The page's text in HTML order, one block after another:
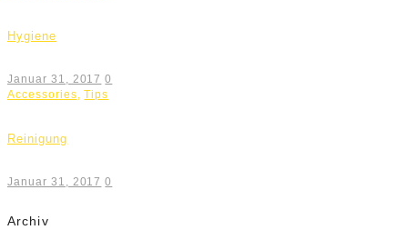
Hygiene
Januar 31, 2017 0
Accessories,Tips
Reinigung
Januar 31, 2017 0
Archiv